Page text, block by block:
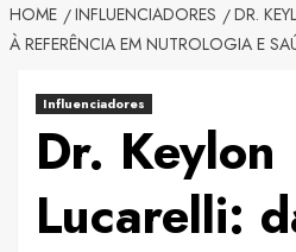
HOME INFLUENCIADORES
DR.
À REFERÊNCIA EM NUTROLOGIA E
Influenciadores
Dr. Keylon
Lucarelli: